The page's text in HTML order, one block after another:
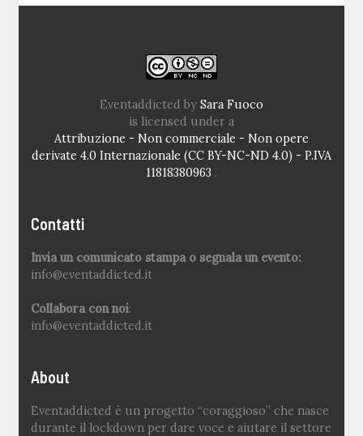
Eventaddicted by Sara Fuoco
is licensed under a
Attribuzione - Non commerciale - Non opere
derivate 4.0 Internazionale (CC BY-NC-ND 4.0) - P.IVA
11818380963 .
Contatti
Invia un comunicato stampa o segnala un evento:
info@eventaddicted.it
Collabora con noi:
info@eventaddicted.it
About
Eventaddicted è un progetto “coraggioso” che nasce
durante il lockdown per dare voce e aiutare il settore